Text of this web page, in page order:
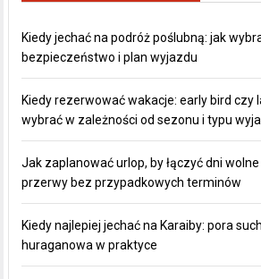
Kiedy jechać na podróż poślubną: jak
bezpieczeństwo i plan wyjazdu
Kiedy rezerwować wakacje: early bird czy
wybrać w zależności od sezonu i typu
Jak zaplanować urlop, by łączyć dni
przerwy bez przypadkowych terminów
Kiedy najlepiej jechać na Karaiby: pora
huraganowa w praktyce